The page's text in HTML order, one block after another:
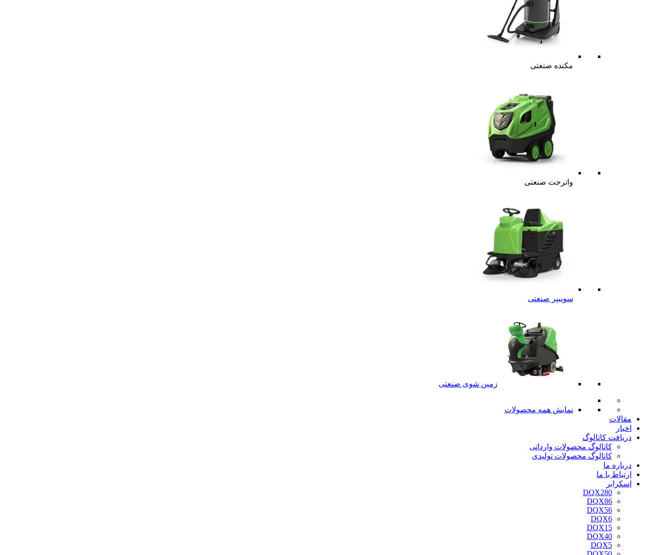
مکنده صنعتی
واترجت صنعتی
سوییپر صنعتی
زمین شوی صنعتی
نمایش همه محصولات
مقالات
اخبار
دریافت کاتالوگ
کاتالوگ محصولات وارداتی
کاتالوگ محصولات تولیدی
درباره ما
ارتباط با ما
اسکرابر
DQX280
DQX86
DQX56
DQX6
DQX15
DQX40
DQX5